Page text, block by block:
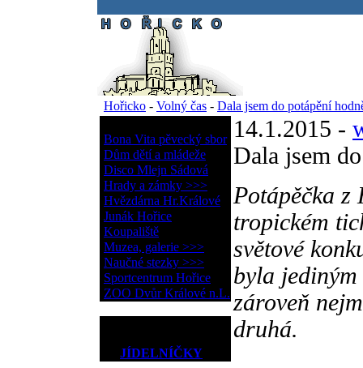
Hořicko - Volný čas - Dala jsem do potápění
Bona Vita pěvecký sbor
Dům dětí a mládeže
Disco Mlejn Sádová
Hrady a zámky >>>
Hvězdárna Hr.Králové
Junák Hořice
Koupaliště
Muzea, galerie >>>
Naučné stezky >>>
Sportcentrum Hořice
ZOO Dvůr Králové n.L.
JÍDELNÍČKY
14.1.2015 -
Dala jsem
Potápěčka
tropickém
světové
byla jediným
zároveň
druhá.